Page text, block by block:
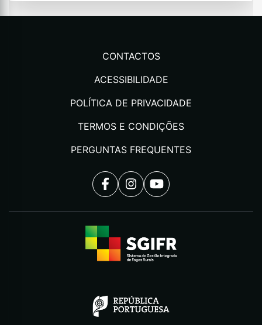
CONTACTOS
ACESSIBILIDADE
POLÍTICA DE PRIVACIDADE
TERMOS E CONDIÇÕES
PERGUNTAS FREQUENTES